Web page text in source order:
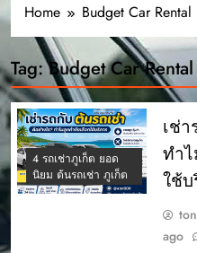
Home Budget Car Rental
Tag:Budget Car
4 รถเช่าภูเก็ต ยอด
นิยม ต้นรถเช่า ภูเก็ต
เช่
ทำ
ใช้
ago